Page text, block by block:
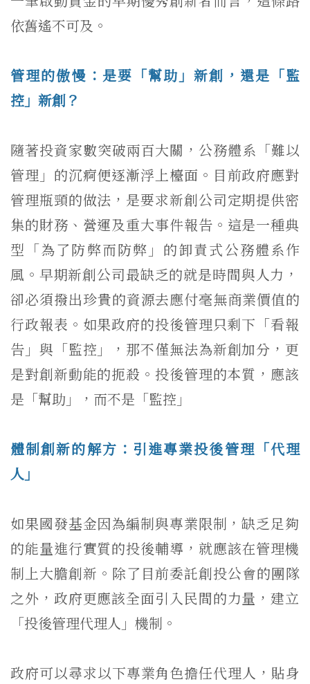
依舊遙不可及。
管理的傲慢：是要「幫助」新創，還是「監
控」新創？
隨著投資家數突破兩百大關，公務體系「難以
管理」 的沉痾便逐漸浮上檯面。目前政府應對
管理瓶頸的做法， 是要求新創公司定期提供密
集的財務、營運及重大事件報告。 這是一種典
型「為了防弊而防弊」的卸責式公務體系作
風。 早期新創公司最缺乏的就是時間與人力，
卻必須撥出珍貴的資源去應付毫無商業價值的
行政報表。 如果政府的投後管理只剩下「看報
告」與「監控」， 那不僅無法為新創加分，更
是對創新動能的扼殺。投後管理的本質， 應該
是「幫助」，而不是「監控」
體制創新的解方：引進專業投後管理「代理
人」
如果國發基金因為編制與專業限制，缺乏足夠
的能量進行實質的投後輔導， 就應該在管理機
制上大膽創新。除了目前委託創投公會的團隊
之外， 政府更應該全面引入民間的力量，建立
「投後管理代理人」機制。
政府可以尋求以下專業角色擔任代理人，貼身